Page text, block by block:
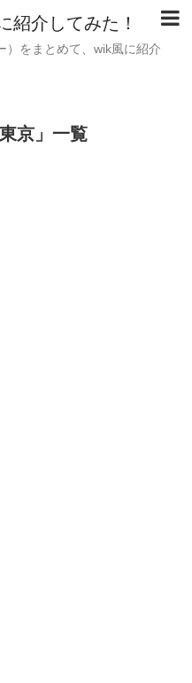
介してみた！
）をまとめて、wik風に紹介
京 」 一覧